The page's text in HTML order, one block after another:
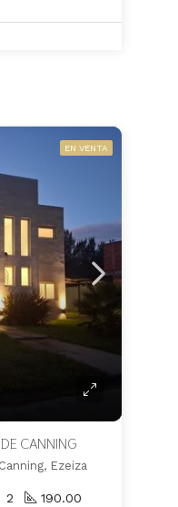
EN VENTA
CANNING
Ezeiza
2 190.00